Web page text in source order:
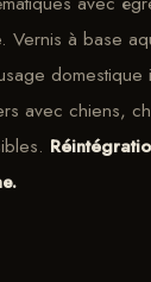
Vernis à base
domestique
avec chiens,